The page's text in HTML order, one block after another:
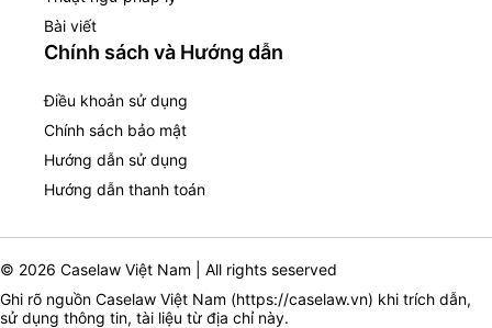
Bài viết
Chính sách và Hướng dẫn
Điều khoản sử dụng
Chính sách bảo mật
Hướng dẫn sử dụng
Hướng dẫn thanh toán
© 2026 Caselaw Việt Nam | All rights seserved
Ghi rõ nguồn Caselaw Việt Nam (https://caselaw.vn) khi trích dẫn,
sử dụng thông tin, tài liệu từ địa chỉ này.